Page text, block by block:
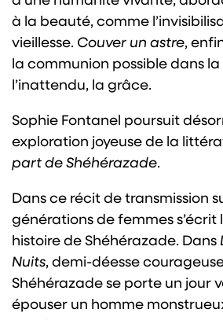
à la beauté, comme
vieillesse. Couver un astre,
la communion possible dans
l’inattendu, la grâce.
Sophie Fontanel poursuit
exploration joyeuse de la
part de Shéhérazade.
Dans ce récit de transmission
générations de femmes
histoire de Shéhérazade. Dans
Nuits, demi-déesse
Shéhérazade se porte un jour
épouser un homme